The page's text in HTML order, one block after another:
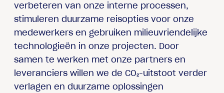
verbeteren van onze interne processen,
stimuleren duurzame reisopties voor onze
medewerkers en gebruiken milieuvriendelijke
technologieën in onze projecten. Door
samen te werken met onze partners en
leveranciers willen we de CO₂-uitstoot verder
verlagen en duurzame oplossingen